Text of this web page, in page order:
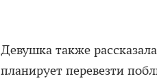
Девушка также
планирует перевезти